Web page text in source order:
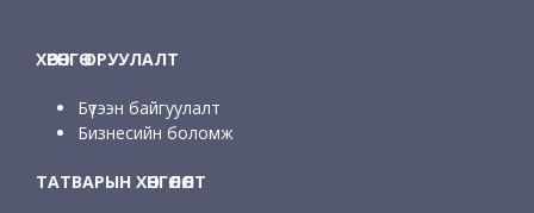
ХӨРӨНГӨ ОРУУЛАЛТ
Бүтээн байгуулалт
Бизнесийн боломж
ТАТВАРЫН ХӨНГӨЛӨЛТ